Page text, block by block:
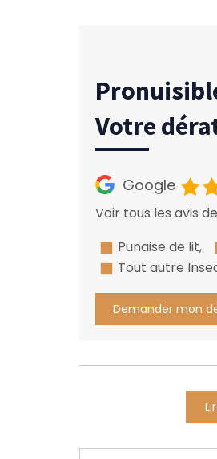
Votre
Google
Voir tous les avis
Punaise de lit,
Tout autre
Demander mon